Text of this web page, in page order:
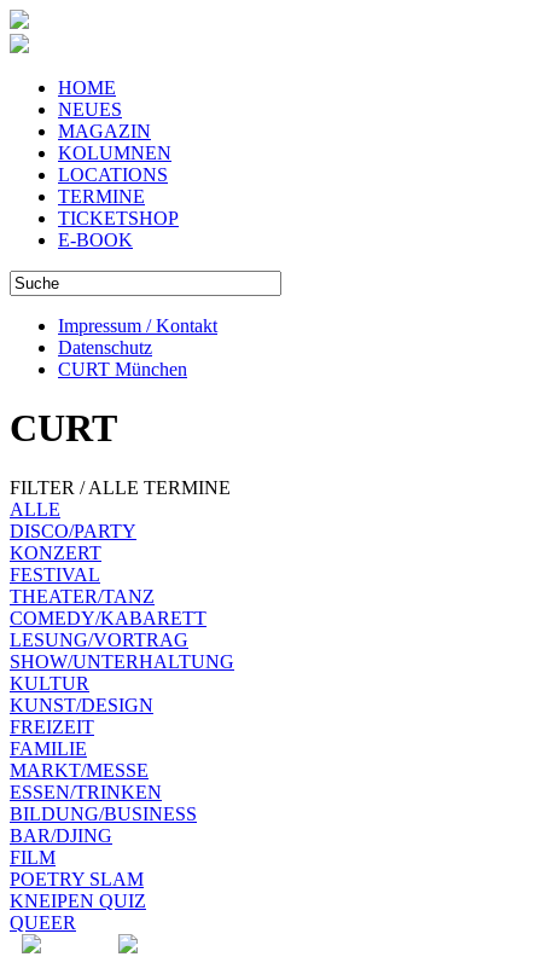
HOME
NEUES
MAGAZIN
KOLUMNEN
LOCATIONS
TERMINE
TICKETSHOP
E-BOOK
Impressum / Kontakt
Datenschutz
CURT München
CURT
FILTER / ALLE TERMINE
ALLE
DISCO/PARTY
KONZERT
FESTIVAL
THEATER/TANZ
COMEDY/KABARETT
LESUNG/VORTRAG
SHOW/UNTERHALTUNG
KULTUR
KUNST/DESIGN
FREIZEIT
FAMILIE
MARKT/MESSE
ESSEN/TRINKEN
BILDUNG/BUSINESS
BAR/DJING
FILM
POETRY SLAM
KNEIPEN QUIZ
QUEER